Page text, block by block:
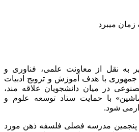
به نقل از معاونت علمی، فناوری و
جمهوری با هدف آموزش و ترویج ادبیات
در میان دانشجویان علاقه مند،
با حمایت ستاد توسعه علوم و
شود.
پنجمین مدرسه فصلی فلسفه ذهن مورد